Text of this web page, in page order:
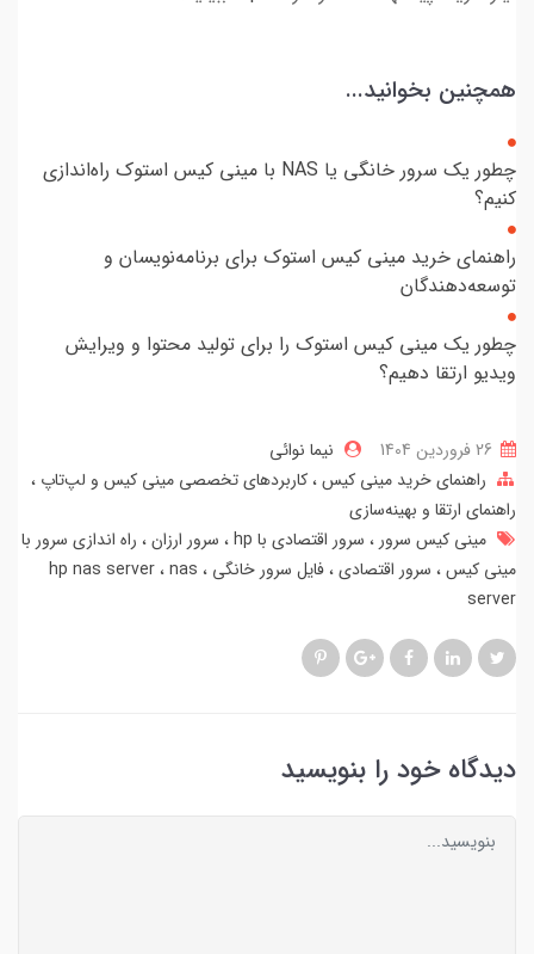
همچنین بخوانید...
چطور یک سرور خانگی یا NAS با مینی کیس استوک راه‌اندازی
کنیم؟
راهنمای خرید مینی کیس استوک برای برنامه‌نویسان و
توسعه‌دهندگان
چطور یک مینی کیس استوک را برای تولید محتوا و ویرایش
ویدیو ارتقا دهیم؟
نیما نوائی
راهنمای خرید مینی کیس کاربردهای تخصصی مینی کیس و لپ‌تاپ
راهنمای ارتقا و بهینه‌سازی
مینی کیس سرور
سرور اقتصادی با hp سرور ارزان راه اندازی سرور با
مینی کیس سرور اقتصادی فایل سرور خانگی hp nas server nas
server
دیدگاه خود را بنویسید